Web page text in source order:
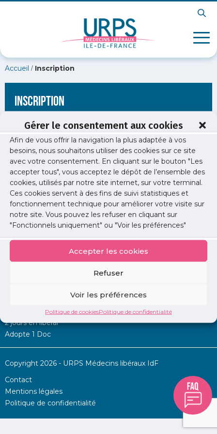
Gérer le consentement aux cookies
Afin de vous offrir la navigation la plus adaptée à vos
besoins, nous souhaitons utiliser des cookies sur ce site
avec votre consentement. En cliquant sur le bouton "Les
accepter tous", vous acceptez le dépôt de l’ensemble des
cookies, utilisés par notre site internet, sur votre terminal.
Ces cookies servent à des fins de suivi statistiques et
fonctionnement technique pour améliorer votre visite sur
notre site. Vous pouvez les refuser en cliquant sur
"Fonctionnels uniquement" ou "Voir les préférences"
Accepter les cookies
Refuser
Voir les préférences
Politique de cookiesPolitique de confidentialité
Accueil / Inscription
Inscription
[wppb-register form_name="inscription"
redirect_url="https://www.urps-med-idf.org/20-chrono-le-
point-juridique-et-comptable-des-medecins-
liberaux/logocouleur/"]
Permanence d’aide à l’installation
2 jours en libéral
Adopte 1 Doc
Copyright 2026 - URPS Médecins libéraux IdF
Contact
Mentions légales
Politique de confidentialité